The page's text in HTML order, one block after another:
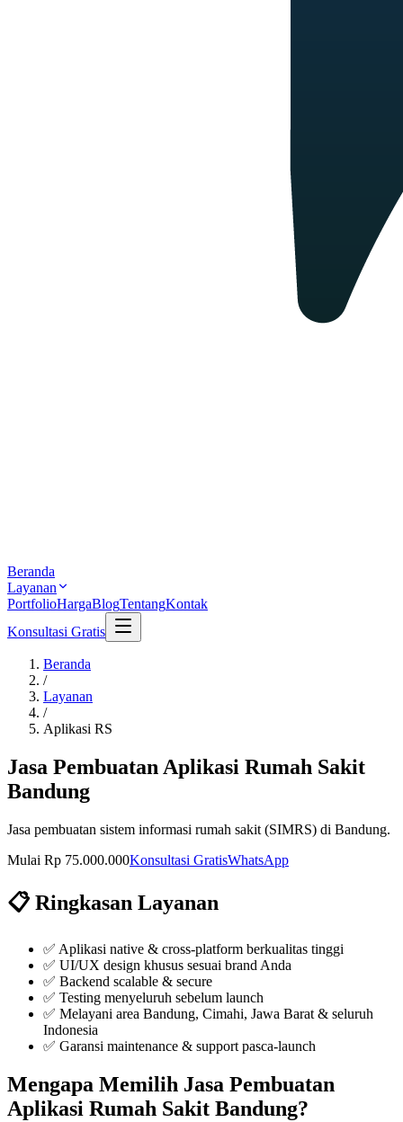
Beranda
Layanan
PortfolioHargaBlogTentangKontak
Konsultasi Gratis
Beranda
/
Layanan
/
Aplikasi RS
Jasa Pembuatan Aplikasi Rumah Sakit
Bandung
Jasa pembuatan sistem informasi rumah sakit (SIMRS) di Bandung.
Mulai Rp 75.000.000Konsultasi GratisWhatsApp
📋 Ringkasan Layanan
✅ Aplikasi native & cross-platform berkualitas tinggi
✅ UI/UX design khusus sesuai brand Anda
✅ Backend scalable & secure
✅ Testing menyeluruh sebelum launch
✅ Melayani area Bandung, Cimahi, Jawa Barat & seluruh
Indonesia
✅ Garansi maintenance & support pasca-launch
Mengapa Memilih Jasa Pembuatan
Aplikasi Rumah Sakit Bandung?